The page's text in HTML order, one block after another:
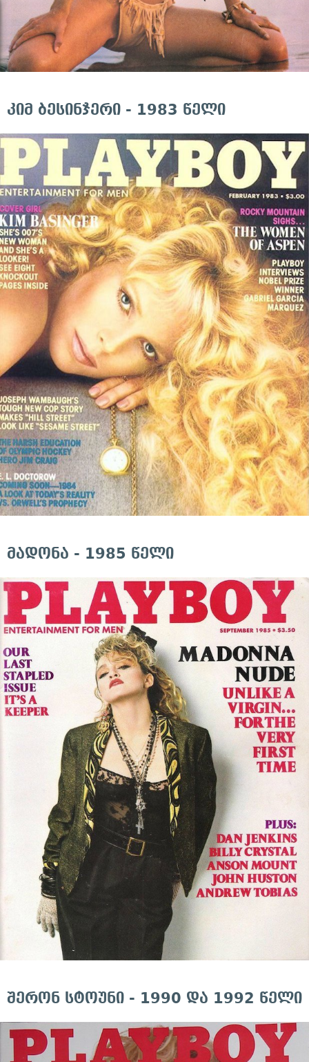
კიმ ბესინჯერი - 1983 წელი
მადონა - 1985 წელი
შერონ სტოუნი - 1990 და 1992 წელი